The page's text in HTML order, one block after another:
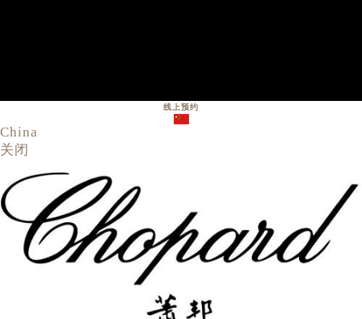
线上预约
China
关闭